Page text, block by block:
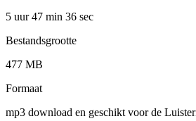
5 uur 47 min 36 sec
Bestandsgrootte
477 MB
Formaat
mp3 download en geschikt voor de